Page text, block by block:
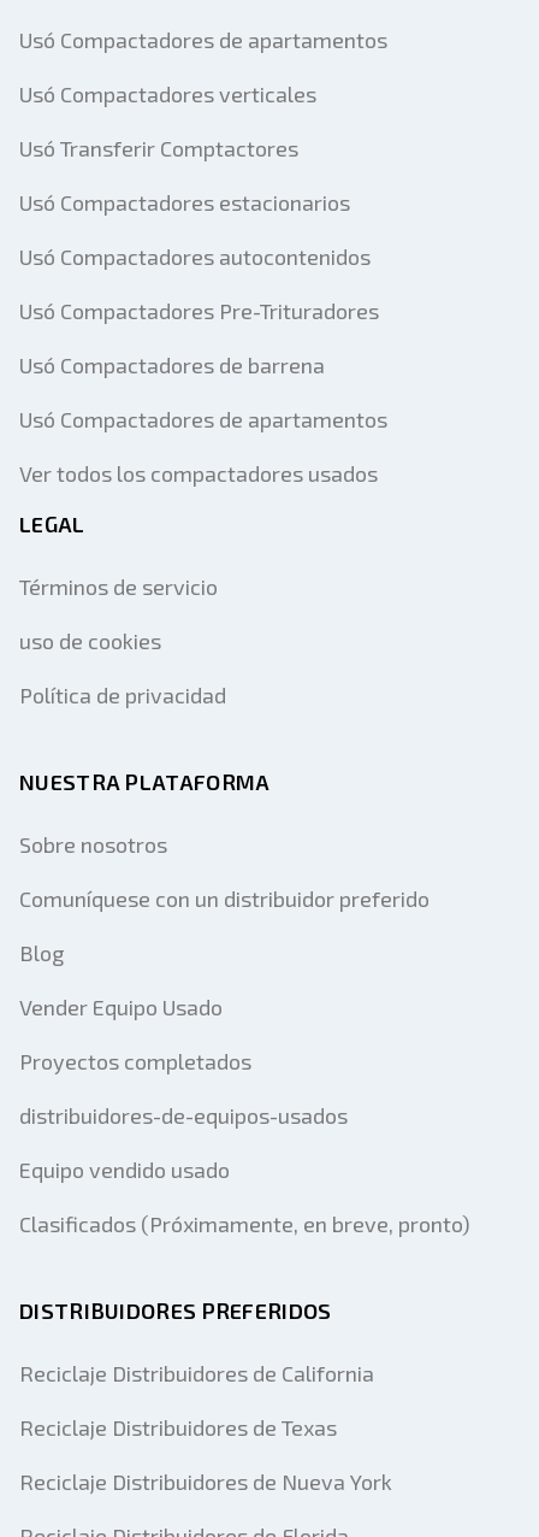
Usó Compactadores de apartamentos
Usó Compactadores verticales
Usó Transferir Comptactores
Usó Compactadores estacionarios
Usó Compactadores autocontenidos
Usó Compactadores Pre-Trituradores
Usó Compactadores de barrena
Usó Compactadores de apartamentos
Ver todos los compactadores usados
LEGAL
Términos de servicio
uso de cookies
Política de privacidad
NUESTRA PLATAFORMA
Sobre nosotros
Comuníquese con un distribuidor preferido
Blog
Vender Equipo Usado
Proyectos completados
distribuidores-de-equipos-usados
Equipo vendido usado
Clasificados (Próximamente, en breve, pronto)
DISTRIBUIDORES PREFERIDOS
Reciclaje Distribuidores de California
Reciclaje Distribuidores de Texas
Reciclaje Distribuidores de Nueva York